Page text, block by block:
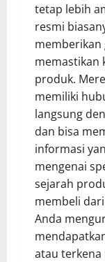
tetap lebih
resmi
memberikan
memastikan
produk.
memiliki
langsung
dan bisa
informasi
mengenai
sejarah
membeli
Anda
atau terkena